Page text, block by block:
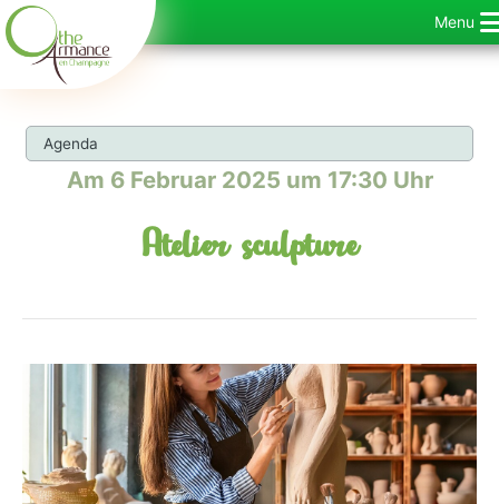
Zum
Inhalt
springen
Menu
Agenda
Am 6 Februar 2025 um 17:30 Uhr
Atelier sculpture